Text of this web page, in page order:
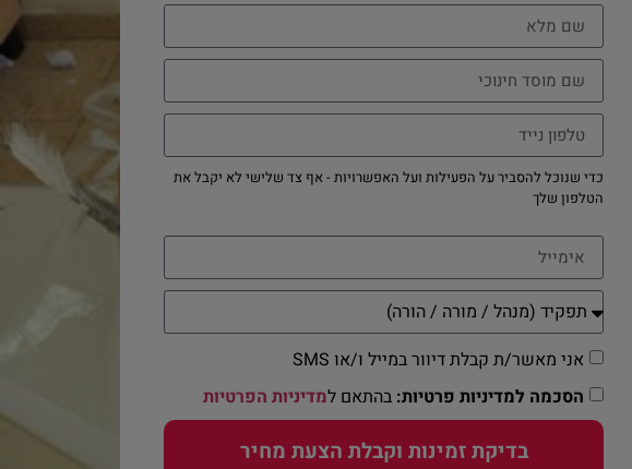
כדי שנוכל להסביר על הפעילות ועל האפשרויות - אף צד שלישי לא יקבל את
הטלפון שלך
אני מאשר/ת קבלת דיוור במייל ו/או SMS
הסכמה למדיניות פרטיות: בהתאם למדיניות הפרטיות
בדיקת זמינות וקבלת הצעת מחיר